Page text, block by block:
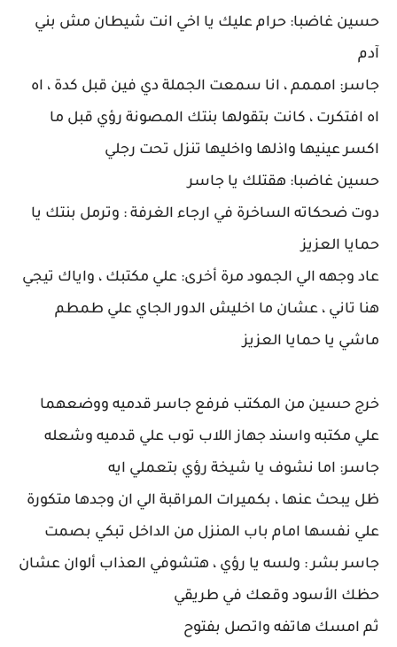
حسين غاضبا: حرام عليك يا اخي انت شيطان مش بني
آدم
جاسر: امممم ، انا سمعت الجملة دي فين قبل كدة ، اه
اه افتكرت ، كانت بتقولها بنتك المصونة رؤي قبل ما
اكسر عينيها واذلها واخليها تنزل تحت رجلي
حسين غاضبا: هقتلك يا جاسر
دوت ضحكاته الساخرة في ارجاء الغرفة : وترمل بنتك يا
حمايا العزيز
عاد وجهه الي الجمود مرة أخرى: علي مكتبك ، واياك تيجي
هنا تاني ، عشان ما اخليش الدور الجاي علي طمطم
ماشي يا حمايا العزيز
خرج حسين من المكتب فرفع جاسر قدميه ووضعهما
علي مكتبه واسند جهاز اللاب توب علي قدميه وشعله
جاسر: اما نشوف يا شيخة رؤي بتعملي ايه
ظل يبحث عنها ، بكميرات المراقبة الي ان وجدها متكورة
علي نفسها امام باب المنزل من الداخل تبكي بصمت
جاسر بشر : ولسه يا رؤي ، هتشوفي العذاب ألوان عشان
حظك الأسود وقعك في طريقي
ثم امسك هاتفه واتصل بفتوح